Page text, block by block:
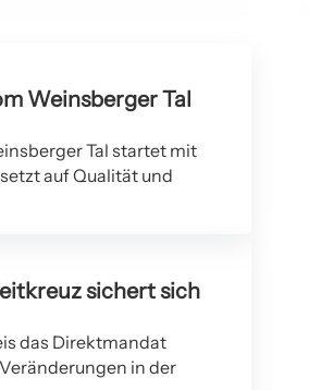
Weinsberger Tal
Tal startet mit
auf Qualität und
sichert sich
das Direktmandat
in der